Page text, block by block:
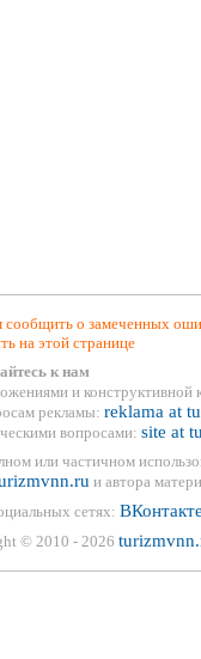
о замеченных
на этой странице
к нам
и конструктивной
рекламы: reklama at
вопросами: site at
или частичном
и автора
сетях:
© 2010 - 2026